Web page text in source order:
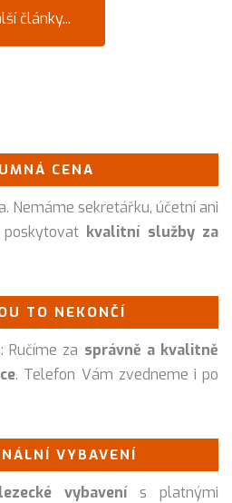
články...
CENA
Nemáme sekretářku, účetní ani
kvalitní služby za
TO NEKONČÍ
Ručíme za správně a kvalitně
. Telefon Vám zvedneme i po
VYBAVENÍ
vybavenís platnými